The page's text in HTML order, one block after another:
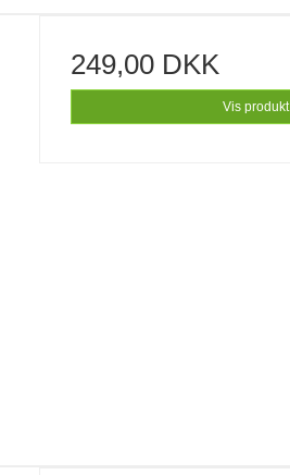
249,00 DKK
Vis produkt